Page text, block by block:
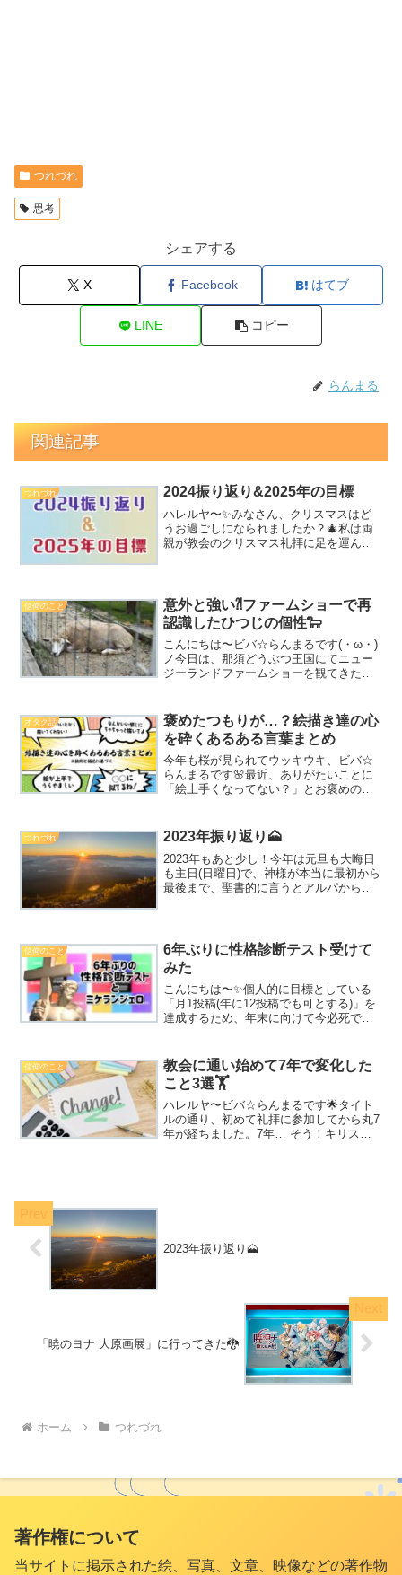
つれづれ
思考
シェアする
X Facebook はてブ
LINE コピー
らんまる
関連記事
つれづれ 2024振り返り&2025年の目標
ハレルヤ〜✨みなさん、クリスマスはど
うお過ごしになられましたか？🎄私は両
親が教会のクリスマス礼拝に足を運んで
で、今年を振り...
信仰のこと
意外と強い⁈ファームショーで再
認識したひつじの個性🐑
こんにちは〜ビバ☆らんまるです(・ω・)
ノ今日は、那須どうぶつ王国にてニュー
ジーランドファームショーを観てきた時
のをずっと楽しみにしておりました…！
数年越しのリベンジ...
オタク話
褒めたつもりが…？絵描き達の心
を砕くあるある言葉まとめ
今年も桜が見られてウッキウキ、ビバ☆
らんまるです🌸最近、ありがたいことに
「絵上手くなってない？」とお褒めの言
絵を描いた経験のある人は「絵、上手く
なったね」「絵上手いね」...
つれづれ 2023年振り返り🗻
2023年もあと少し！今年は元旦も大晦日
も主日(日曜日)で、神様が本当に最初から
最後まで、聖書的に言うとアルパからオ
りが思い出...
信仰のこと
6年ぶりに性格診断テスト受けて
みた
こんにちは〜✨個人的に目標としている
「月1投稿(年に12投稿でも可とする)」を
達成するため、年末に向けて今必死で記
簡単な性格診断テストを受けてみまし
た。結果はこちら💁‍♀...
信仰のこと
教会に通い始めて7年で変化した
こと3選🏋️
ハレルヤ〜ビバ☆らんまるです🌟タイト
ルの通り、初めて礼拝に参加してから丸7
年が経ちました。7年… そう！キリスト
2023年振り返り🗻
「暁のヨナ 大原画展」に行ってきた🐉
ホーム つれづれ
著作権について
当サイトに掲示された絵、写真、文章、映像などの著作物